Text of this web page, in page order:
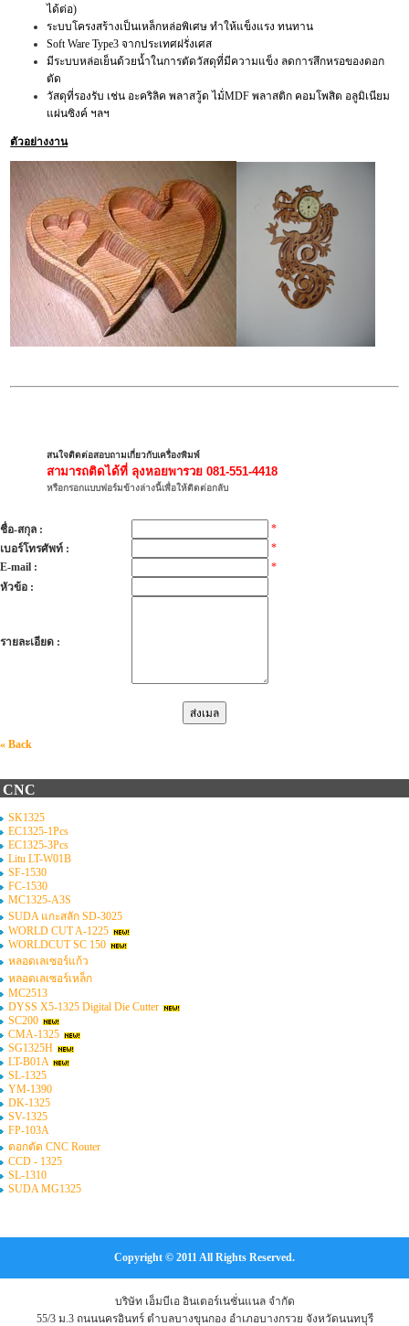
ได้ต่อ)
ระบบโครงสร้างเป็นเหล็กหล่อพิเศษ ทำให้แข็งแรง ทนทาน
Soft Ware Type3 จากประเทศฝรั่งเศส
มีระบบหล่อเย็นด้วยน้ำในการตัดวัสดุที่มีความแข็ง ลดการสึกหรอของดอก
ตัด
วัสดุที่รองรับ เช่น อะคริลิค พลาสวู้ด ไม้่MDF พลาสติก คอมโพสิต อลูมิเนียม
แผ่นซิงค์ ฯลฯ
ตัวอย่างงาน
สนใจติดต่อสอบถามเกี่ยวกับเครื่องพิมพ์
สามารถติดได้ที่ ลุงหอยพารวย 081-551-4418
หรือกรอกแบบฟอร์มข้างล่างนี้เพื่อให้ติดต่อกลับ
ชื่อ-สกุล :
*
เบอร์โทรศัพท์ :
*
E-mail :
*
หัวข้อ :
รายละเอียด :
« Back
CNC
SK1325
EC1325-1Pcs
EC1325-3Pcs
Litu LT-W01B
SF-1530
FC-1530
MC1325-A3S
SUDA แกะสลัก SD-3025
WORLD CUT A-1225
WORLDCUT SC 150
หลอดเลเซอร์แก้ว
หลอดเลเซอร์เหล็ก
MC2513
DYSS X5-1325 Digital Die Cutter
SC200
CMA-1325
SG1325H
LT-B01A
SL-1325
YM-1390
DK-1325
SV-1325
FP-103A
ดอกตัด CNC Router
CCD - 1325
SL-1310
SUDA MG1325
Copyright © 2011 All Rights Reserved.
บริษัท เอ็มบีเอ อินเตอร์เนชั่นแนล จำกัด
55/3 ม.3 ถนนนครอินทร์ ตำบลบางขุนกอง อำเภอบางกรวย จังหวัดนนทบุรี